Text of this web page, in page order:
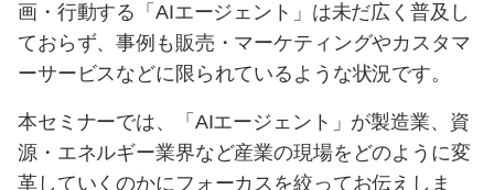
画・行動する「AIエージェント」は未だ広く普及し
ておらず、事例も販売・マーケティングやカスタマ
ーサービスなどに限られているような状況です。
本セミナーでは、「AIエージェント」が製造業、資
源・エネルギー業界など産業の現場をどのように変
革していくのかにフォーカスを絞ってお伝えしま